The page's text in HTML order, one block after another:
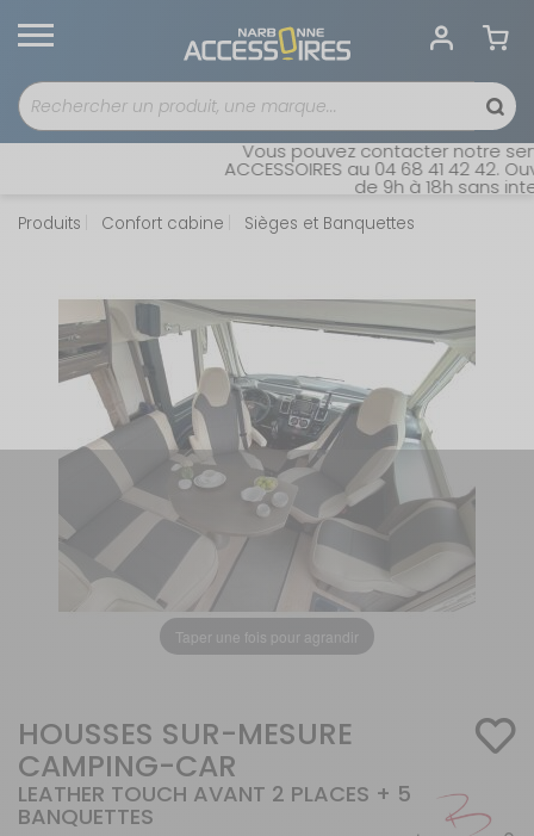
Vous pouvez contacter notre
ACCESSOIRES au 04 68 41 42 42.
de 9h à 18h sans
Produits Confort cabine Sièges et Banquettes
Taper une fois pour agrandir
HOUSSES SUR-MESURE
CAMPING-CAR
LEATHER TOUCH AVANT 2 PLACES + 5
BANQUETTES